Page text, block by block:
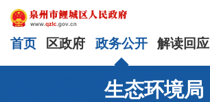
首页 区政府 政务公开 解读回应
生态环境局